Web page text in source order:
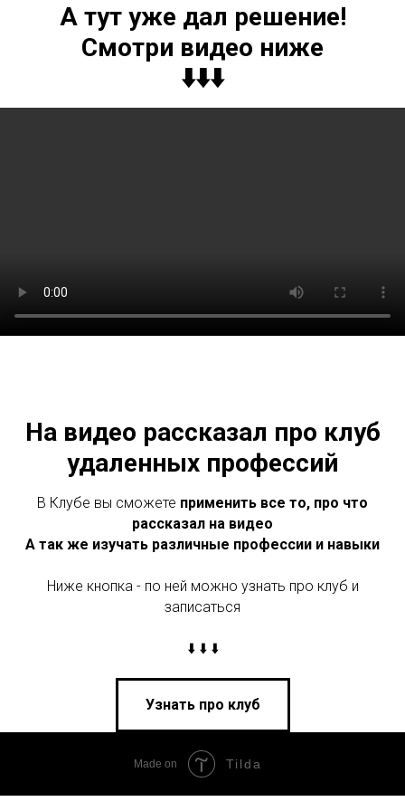
А тут уже дал решение!
Смотри видео ниже
⬇️⬇️⬇️
На видео рассказал про клуб
удаленных профессий
В Клубе вы сможете применить все то, про что
рассказал на видео
А так же изучать различные профессии и навыки
Ниже кнопка - по ней можно узнать про клуб и
записаться
⬇️ ⬇️ ⬇️
Узнать про клуб
Made on Tilda